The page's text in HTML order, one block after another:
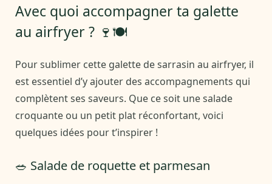
Avec quoi accompagner ta galette
au airfryer ? 🍷🍽️
Pour sublimer cette galette de sarrasin au airfryer, il
est essentiel d’y ajouter des accompagnements qui
complètent ses saveurs. Que ce soit une salade
croquante ou un petit plat réconfortant, voici
quelques idées pour t’inspirer !
🥗 Salade de roquette et parmesan